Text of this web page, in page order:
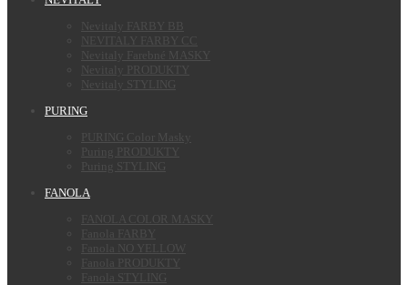
Nevitaly FARBY BB
NEVITALY FARBY CC
Nevitaly Farebné MASKY
Nevitaly PRODUKTY
Nevitaly STYLING
PURING
PURING Color Masky
Puring PRODUKTY
Puring STYLING
FANOLA
FANOLA COLOR MASKY
Fanola FARBY
Fanola NO YELLOW
Fanola PRODUKTY
Fanola STYLING